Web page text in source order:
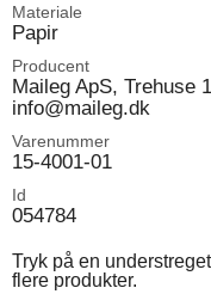
Materiale
Papir
Producent
Maileg ApS, Trehuse
info@maileg.dk
Varenummer
15-4001-01
Id
054784
Tryk på en
flere produkter.